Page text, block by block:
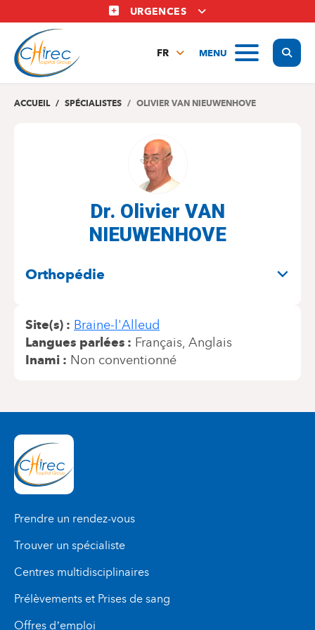
au
contenu
principal
URGENCES
MENU
FR
EN
ACCUEIL SPÉCIALISTES OLIVIER VAN NIEUWENHOVE
Dr. Olivier VAN
NIEUWENHOVE
Orthopédie
Site(s)
Braine-l'Alleud
Langues parlées
Français Anglais
Inami
Non conventionné
Prendre un rendez-vous
Trouver un spécialiste
Centres multidisciplinaires
Prélèvements et Prises de sang
Offres d’emploi